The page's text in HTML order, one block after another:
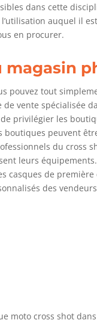
dans cette
auquel il
en procurer.
magasin
pouvez tout
vente spécialisée
privilégier les
peuvent
du cross
leurs
casques de
des
moto cross shot